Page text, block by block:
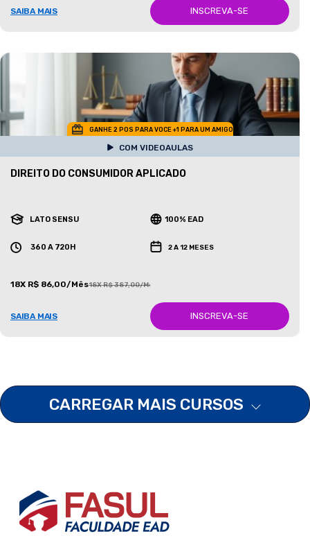
SAIBA MAIS INSCREVA-SE
GANHE 2 POS PARA VOCE +1 PARA UM AMIGO
COM VIDEOAULAS
DIREITO DO CONSUMIDOR APLICADO
LATO SENSU 100% EAD
360 A 720H 2 A 12 MESES
18X R$ 86,00/Mês18X R$ 387,00/Mês
SAIBA MAIS INSCREVA-SE
CARREGAR MAIS CURSOS